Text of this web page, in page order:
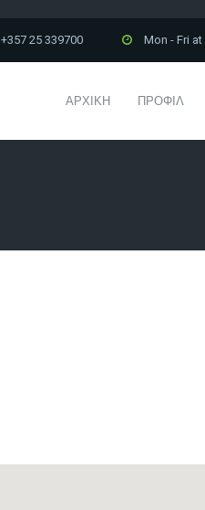
+357 25 339700 Mon - Fri at
ΑΡΧΙΚΗ ΠΡΟΦΙΛ